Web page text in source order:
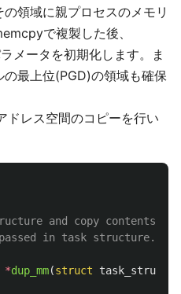
領域に親プロセスのメモリ
で複製した後、
メータを初期化します。ま
最上位(PGD)の領域も確保
ドレス空間のコピーを行い
and copy contents
in task structure.
*dup_mm(struct task_struct